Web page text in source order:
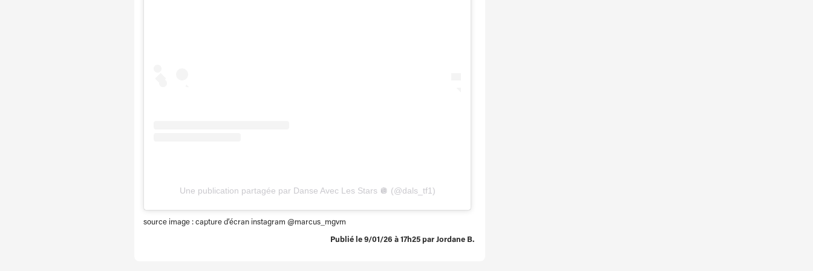
Une publication partagée par Danse Avec Les Stars 🪩 (@dals_tf1)
source image : capture d’écran instagram @marcus_mgvm
Publié le 9/01/26 à 17h25 par Jordane B.